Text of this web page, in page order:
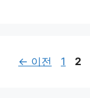
← 이전
페
1
페
2